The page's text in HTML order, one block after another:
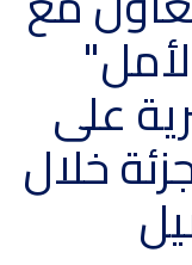
على
خلال